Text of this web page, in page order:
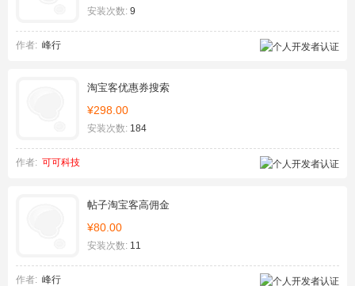
安装次数: 9
作者: 峰行
淘宝客优惠券搜索
¥298.00
安装次数: 184
作者: 可可科技
帖子淘宝客高佣金
¥80.00
安装次数: 11
作者: 峰行